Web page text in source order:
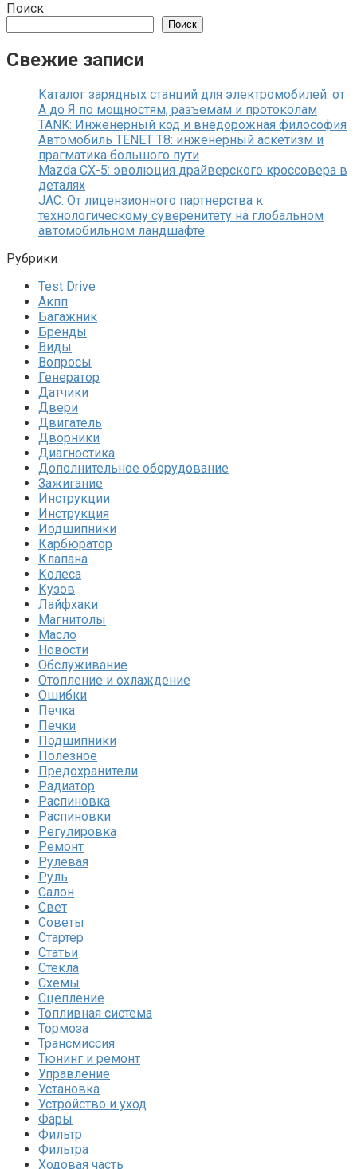
Поиск
Поиск
Свежие записи
Каталог зарядных станций для электромобилей: от
А до Я по мощностям, разъемам и протоколам
TANK: Инженерный код и внедорожная философия
Автомобиль TENET T8: инженерный аскетизм и
прагматика большого пути
Mazda CX-5: эволюция драйверского кроссовера в
деталях
JAC: От лицензионного партнерства к
технологическому суверенитету на глобальном
автомобильном ландшафте
Рубрики
Test Drive
Акпп
Багажник
Бренды
Виды
Вопросы
Генератор
Датчики
Двери
Двигатель
Дворники
Диагностика
Дополнительное оборудование
Зажигание
Инструкции
Инструкция
Иодшипники
Карбюратор
Клапана
Колеса
Кузов
Лайфхаки
Магнитолы
Масло
Новости
Обслуживание
Отопление и охлаждение
Ошибки
Печка
Печки
Подшипники
Полезное
Предохранители
Радиатор
Распиновка
Распиновки
Регулировка
Ремонт
Рулевая
Руль
Салон
Свет
Советы
Стартер
Статьи
Стекла
Схемы
Сцепление
Топливная система
Тормоза
Трансмиссия
Тюнинг и ремонт
Управление
Установка
Устройство и уход
Фары
Фильтр
Фильтра
Ходовая часть